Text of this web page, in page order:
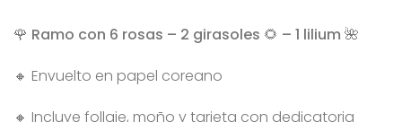
🌹 Ramo con 6 rosas – 2 girasoles 🌻 – 1 lilium 🌺
🔸 Envuelto en papel coreano
🔸 Incluye follaje, moño y tarjeta con dedicatoria